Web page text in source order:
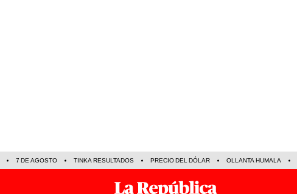
7 DE AGOSTO TINKA RESULTADOS PRECIO DEL DÓLAR OLLANTA HUMALA